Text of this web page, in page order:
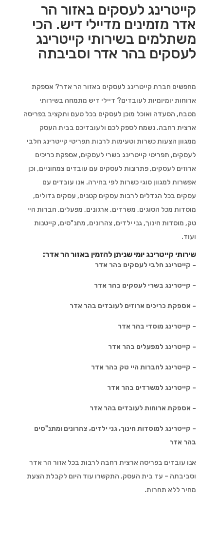
קייטרינג לעסקים באזור הר
אדר מזמינים מדיילי דיש. הכי
משתלמים בשירותי קייטרינג
לעסקים בהר אדר וסביבתה
מחפשים חברת קייטרינג לעסקים באזור הר אדר? אספקת
ארוחות יומיומיות לעובדים? דיילי דיש מתמחה בשירותי
מטבח, הסעדה ואוכל מוכן לעסקים בכל טעם ותקציב בפריסה
ארצית רחבה. נשמח לספק לכם ולעובדיכם בבית העסק
ממגוון הצעות כשרות וטעימות לרבות תפריטי קייטרינג חלבי
לעסקים, תפריטי קייטרינג בשרי לעסקים, אספקת כריכים
ארוזים לעסקים, פתרונות לעסקים עם עובדים צמחוניים, וכן
אפשרות למגוון סוגי כשרות לפי בחירה. אנו עובדים עם
עסקים בכל הגדלים לרבות עסקים קטנים, עסקים גדולים,
מוסדות מכל הסוגים, משרדים, ארגונים, מפעלים, חברות היי
טק, מוסדות חינוך, גני ילדים, צהרונים, מתנ"סים, קייטנות
ועוד.
שירותי קייטרינג יומי שניתן להזמין באזור הר אדר:
– קייטרינג חלבי לעסקים בהר אדר
– קייטרינג בשרי לעסקים בהר אדר
– אספקת כריכים ארוזים לעובדים בהר אדר
– קייטרינג מוסדי בהר אדר
– קייטרינג למפעלים בהר אדר
– קייטרינג לחברות היי טק בהר אדר
– קייטרינג למשרדים בהר אדר
– אספקת ארוחות לעובדים בהר אדר
– קייטרינג למוסדות חינוך, גני ילדים, צהרונים ומתנ"סים
בהר אדר
אנו עובדים בפריסה ארצית רחבה לרבות בכל אזור הר אדר
וסביבתה – עד בית העסק. התקשרו עוד היום לקבלת הצעת
מחיר ללא תחרות.